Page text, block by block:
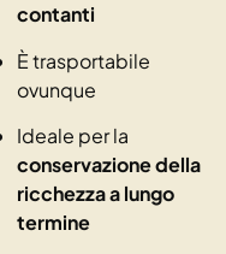
contanti
È trasportabile
ovunque
Ideale per la
conservazione della
ricchezza a lungo
termine